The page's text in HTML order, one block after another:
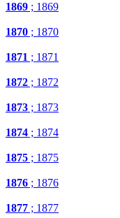
1869 ; 1869
1870 ; 1870
1871 ; 1871
1872 ; 1872
1873 ; 1873
1874 ; 1874
1875 ; 1875
1876 ; 1876
1877 ; 1877